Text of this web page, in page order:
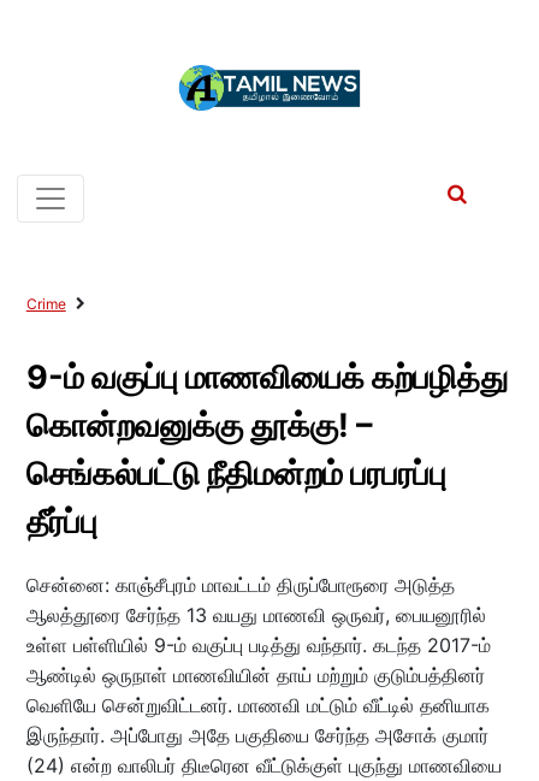
Crime
9-ம் வகுப்பு மாணவியைக் கற்பழித்து
கொன்றவனுக்கு தூக்கு! –
செங்கல்பட்டு நீதிமன்றம் பரபரப்பு
தீர்ப்பு
சென்னை: காஞ்சீபுரம் மாவட்டம் திருப்போரூரை அடுத்த
ஆலத்தூரை சேர்ந்த 13 வயது மாணவி ஒருவர், பையனூரில்
உள்ள பள்ளியில் 9-ம் வகுப்பு படித்து வந்தார். கடந்த 2017-ம்
ஆண்டில் ஒருநாள் மாணவியின் தாய் மற்றும் குடும்பத்தினர்
வெளியே சென்றுவிட்டனர். மாணவி மட்டும் வீட்டில் தனியாக
இருந்தார். அப்போது அதே பகுதியை சேர்ந்த அசோக் குமார்
(24) என்ற வாலிபர் திடீரென வீட்டுக்குள் புகுந்து மாணவியை